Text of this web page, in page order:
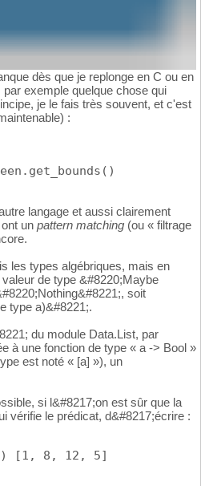
dès que je replonge en C ou en
exemple quelque chose qui
je le fais très souvent, et c'est
:
langage et aussi clairement
un pattern matching (ou « filtrage
les types algébriques, mais en
de type &#8220;Maybe
soit
type a)&#8221;.
du module Data.List, par
à une fonction de type « a -> Bool »
est noté « [a] »), un
si l&#8217;on est sûr que la
vérifie le prédicat, d&#8217;écrire :
[1, 8, 12, 5]